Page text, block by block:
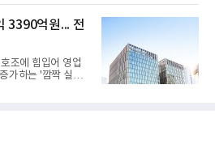
는 ‘카카오톡’이
이전트 서비스에
사업 확장 과정에서
고 핵심 역량에 집
계에 따르면 카카
조985억원, 영업이
대비 매출과 영업
3390억원... 전
조에 힘입어 영업
가하는 '깜짝 실